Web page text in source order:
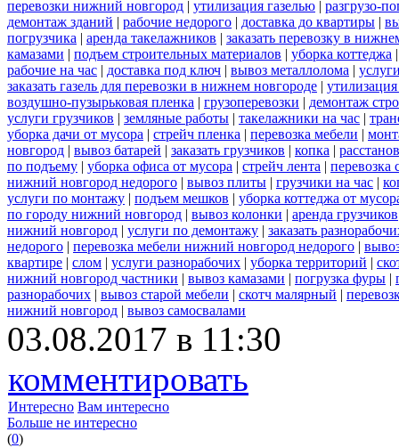
перевозки нижний новгород | утилизация газелью | разгрузо-
демонтаж зданий | рабочие недорого | доставка до квартиры |
погрузчика | аренда такелажников | заказать перевозку в
камазами | подъем строительных материалов | уборка коттеджа
рабочие на час | доставка под ключ | вывоз металлолома |
заказать газель для перевозки в нижнем новгороде |
воздушно-пузырьковая пленка | грузоперевозки | демонтаж
услуги грузчиков | земляные работы | такелажники на час |
уборка дачи от мусора | стрейч пленка | перевозка мебели |
новгород | вывоз батарей | заказать грузчиков | копка |
по подъему | уборка офиса от мусора | стрейч лента | перевозка
нижний новгород недорого | вывоз плиты | грузчики на час |
услуги по монтажу | подъем мешков | уборка коттеджа от
по городу нижний новгород | вывоз колонки | аренда грузчиков
нижний новгород | услуги по демонтажу | заказать
недорого | перевозка мебели нижний новгород недорого |
квартире | слом | услуги разнорабочих | уборка территорий |
нижний новгород частники | вывоз камазами | погрузка фуры |
разнорабочих | вывоз старой мебели | скотч малярный |
нижний новгород | вывоз самосвалами
03.08.2017 в 11:30
комментировать
Интересно Вам интересно
Больше не интересно
(0)